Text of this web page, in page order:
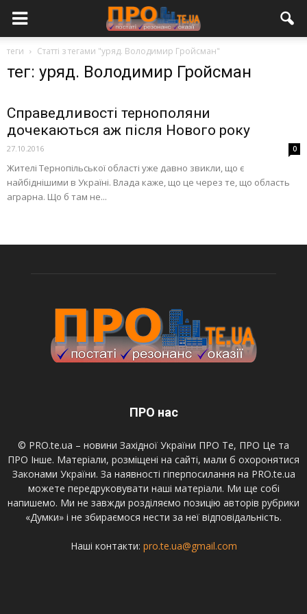
теги Статті з тегами "уряд. Володимир Гройсман"
тег: уряд. Володимир Гройсман
Справедливості тернополяни
дочекаються аж після Нового року
27.10.2016 0
Жителі Тернопільської області уже давно звикли, що є
найбіднішими в Україні. Влада каже, що це через те, що область
аграрна. Що б там не...
ПРО нас
© PRO.te.ua – новини Західної України ПРО Те, ПРО Це та
ПРО Інше. Матеріали, розміщені на сайті, мали б охоронятися
Законами України. За наявності гіперпосилання на PRO.te.ua
можете передруковувати наші матеріали. Ми ще собі
напишемо. Ми не завжди розділяємо позицію авторів рубрики
«Думки» і не збираємося нести за неї відповідальність.
Наші контакти: pro.te.ua@gmail.com